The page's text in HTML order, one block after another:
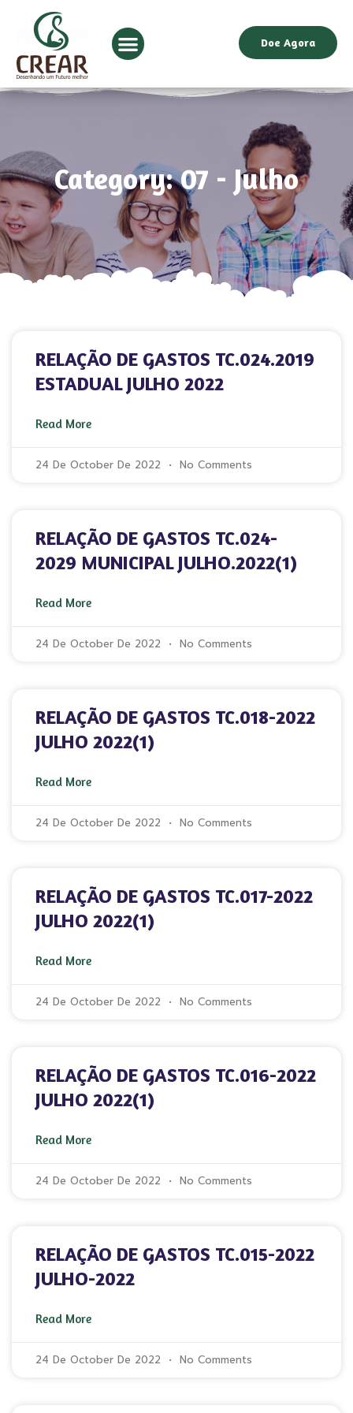
Doe Agora
Category: 07 - Julho
RELAÇÃO DE GASTOS TC.024.2019
ESTADUAL JULHO 2022
Read More
24 De October De 2022 No Comments
RELAÇÃO DE GASTOS TC.024-
2029 MUNICIPAL JULHO.2022(1)
Read More
24 De October De 2022 No Comments
RELAÇÃO DE GASTOS TC.018-2022
JULHO 2022(1)
Read More
24 De October De 2022 No Comments
RELAÇÃO DE GASTOS TC.017-2022
JULHO 2022(1)
Read More
24 De October De 2022 No Comments
RELAÇÃO DE GASTOS TC.016-2022
JULHO 2022(1)
Read More
24 De October De 2022 No Comments
RELAÇÃO DE GASTOS TC.015-2022
JULHO-2022
Read More
24 De October De 2022 No Comments